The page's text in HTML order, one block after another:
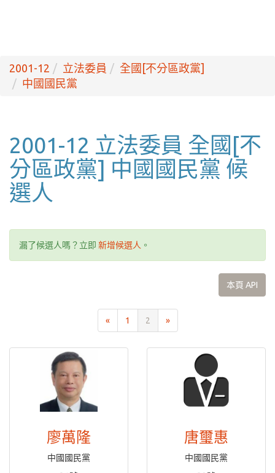
2001-12 立法委員
全國[不分區政黨]
中國國民黨
2001-12 立法委員 全國[不
分區政黨] 中國國民黨 候
選人
漏了候選人嗎？立即 新增候選人 。
本頁 API
« 1 2 »
廖萬隆
中國國民黨
唐璽惠
中國國民黨